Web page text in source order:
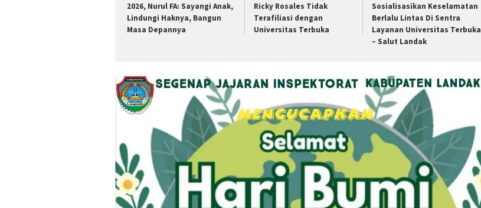
2026, Nurul FA: Sayangi Anak,
Lindungi Haknya, Bangun
Masa Depannya
Ricky Rosales Tidak
Terafiliasi dengan
Universitas Terbuka
Sosialisasikan Keselamatan
Berlalu Lintas Di Sentra
Layanan Universitas Terbuka
– Salut Landak